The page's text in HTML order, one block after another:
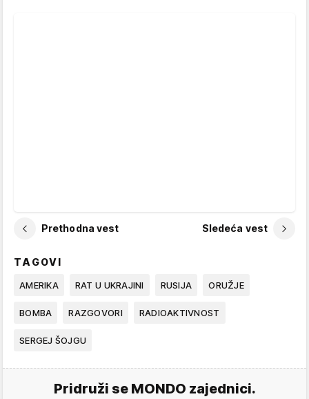
Prethodna vest Sledeća vest
TAGOVI
AMERIKA RAT U UKRAJINI RUSIJA ORUŽJE
BOMBA RAZGOVORI RADIOAKTIVNOST
SERGEJ ŠOJGU
Pridruži se MONDO zajednici.